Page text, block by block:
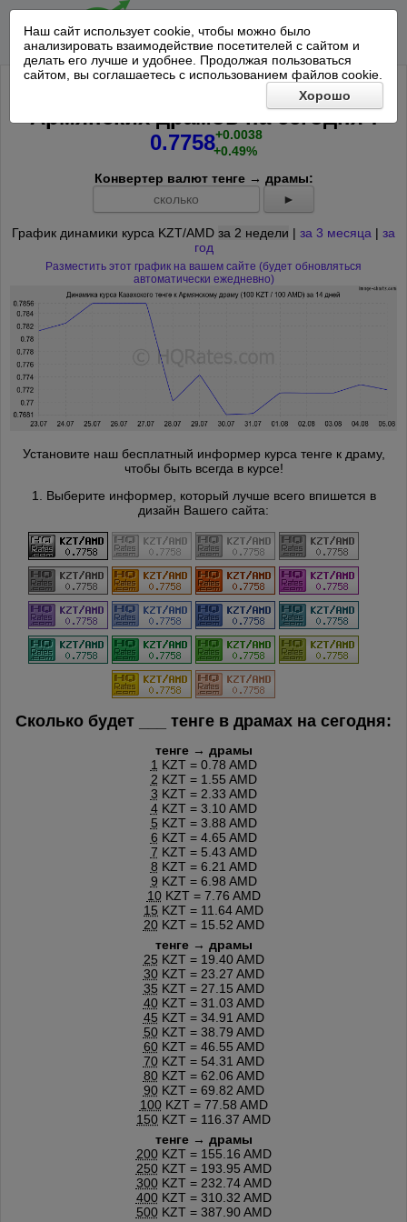
Наш сайт использует cookie, чтобы можно было
анализировать взаимодействие посетителей с сайтом и
делать его лучше и удобнее. Продолжая пользоваться
сайтом, вы соглашаетесь с использованием файлов cookie.
Хорошо
Курс 100 Казахских тенге к 100
Армянских драмов насегодня*:
0.7758+0.0038
+0.49%
Конвертер валют тенге → драмы:
►
График динамики курса KZT/AMD за 2 недели | за 3 месяца | за
год
Разместить этот график на вашем сайте (будет обновляться
автоматически ежедневно)
Установите наш бесплатный информер курса тенге к драму,
чтобы быть всегда в курсе!
1. Выберите информер, который лучше всего впишется в
дизайн Вашего сайта:
Сколько будет тенге в драмах на сегодня:
тенге → драмы
1 KZT = 0.78 AMD
2 KZT = 1.55 AMD
3 KZT = 2.33 AMD
4KZT = 3.10 AMD
5 KZT = 3.88 AMD
6 KZT = 4.65 AMD
7 KZT = 5.43 AMD
8 KZT = 6.21 AMD
9 KZT = 6.98 AMD
10KZT = 7.76 AMD
15 KZT = 11.64 AMD
20KZT = 15.52 AMD
тенге → драмы
25 KZT = 19.40 AMD
30KZT = 23.27 AMD
35 KZT = 27.15 AMD
40KZT = 31.03 AMD
45 KZT = 34.91 AMD
50KZT = 38.79 AMD
60KZT = 46.55 AMD
70KZT = 54.31 AMD
80KZT = 62.06 AMD
90KZT = 69.82 AMD
100KZT = 77.58 AMD
150 KZT = 116.37 AMD
тенге → драмы
200KZT = 155.16 AMD
250KZT = 193.95 AMD
300KZT = 232.74 AMD
400KZT = 310.32 AMD
500KZT = 387.90 AMD